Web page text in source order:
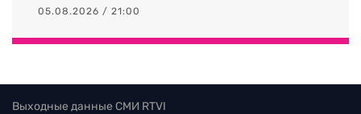
05.08.2026 / 21:00
Выходные данные СМИ RTVI